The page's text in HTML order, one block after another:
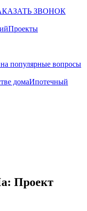
ЗВОНОК
Проекты
популярные вопросы
домаИпотечный
Проект